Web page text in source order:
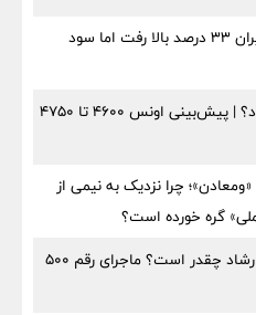
معمای «ولیز»؛ درآمد لیزینگ ایران ۳۳ درصد بالا رفت اما سود
قیمت طلا دوباره منفجر می‌شود؟ | پیش‌بینی اونس ۴۶۰۰ تا ۴۷۵۰
«ومعادن»؛ چرا نزدیک به نیمی از
گره خورده است؟
هدیه روز خبرنگار ۱۴۰۵ وزارت ارشاد چقدر است؟ ماجرای رقم ۵۰۰